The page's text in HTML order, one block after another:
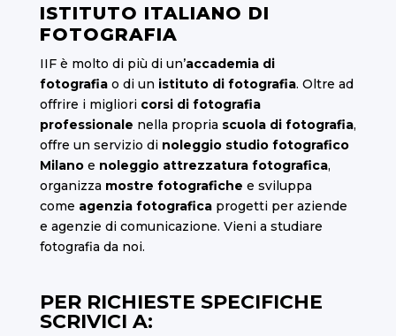
ISTITUTO ITALIANO DI
FOTOGRAFIA
IIF è molto di più di un’accademia di
fotografiao di un istituto di fotografia. Oltre ad
offrire i migliori corsi di fotografia
professionale nella propria scuola di fotografia,
offre un servizio di noleggio studio fotografico
Milano e noleggio attrezzatura fotografica,
organizza mostre fotografiche e sviluppa
come agenzia fotograficaprogetti per aziende
e agenzie di comunicazione. Vieni a studiare
fotografia da noi.
PER RICHIESTE SPECIFICHE
SCRIVICI A: